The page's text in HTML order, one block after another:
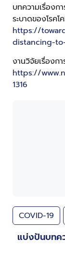
บทความเรื่องก
ระบาดของโรคโ
https://
distancing-
งานวิจัยเรื่องก
https://
1316
COVID-19
แบ่งปันบทค